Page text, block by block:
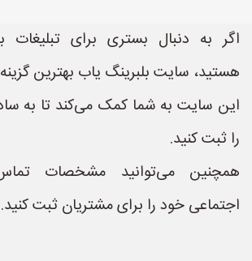
اگر به دنبال بستری برای تبلیغات
هستید، سایت بلبرینگ یاب بهترین
این سایت به شما کمک می‌کند تا به
را ثبت کنید.
همچنین می‌توانید مشخصات
اجتماعی خود را برای مشتریان ثبت کنید.